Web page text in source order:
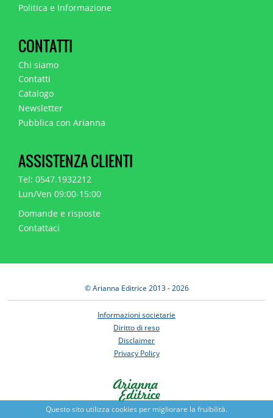
Questo sito utilizza cookies per migliorare la fruibilità.
Politica e Informazione
CONTATTI
Chi siamo
Contatti
Catalogo
Newsletter
Pubblica con Arianna
ASSISTENZA CLIENTI
Tel: 0547.1932212
Lun/Ven 09:00-15:00
Domande e risposte
Contattaci
© Arianna Editrice 2013 - 2026
Informazioni societarie
Diritto di reso
Disclaimer
Privacy Policy